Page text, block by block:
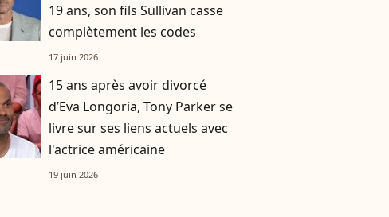
19 ans, son fils Sullivan casse
complètement les codes
17 juin 2026
15 ans après avoir divorcé
d’Eva Longoria, Tony Parker se
livre sur ses liens actuels avec
l'actrice américaine
19 juin 2026